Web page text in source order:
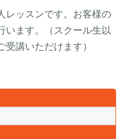
レッスンです。お客様の
います。（スクール生以
講いただけます）